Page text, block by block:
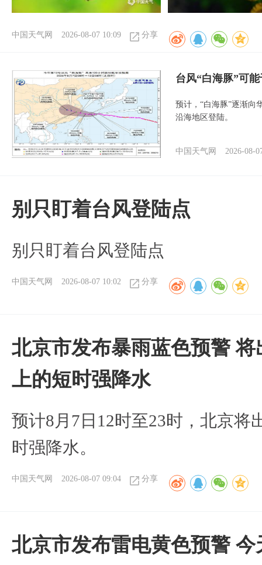
中国天气网 2026-08-07 10:09 分享
台风“白海豚”可
预计，“白海豚”逐渐向
沿海地区登陆。
中国天气网 2026-08-
别只盯着台风登陆点
别只盯着台风登陆点
中国天气网 2026-08-07 10:02 分享
北京市发布暴雨蓝色预警
上的短时强降水
预计8月7日12时至23时，北京将
时强降水。
中国天气网 2026-08-07 09:04 分享
北京市发布雷电黄色预警